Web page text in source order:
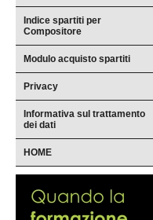
Indice spartiti per
Compositore
Modulo acquisto spartiti
Privacy
Informativa sul trattamento
dei dati
HOME